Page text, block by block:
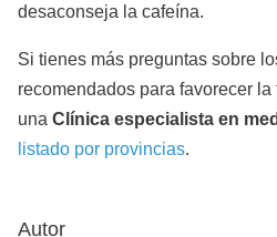
desaconseja la cafeína.
Si tienes más preguntas sobre
recomendados para favorecer
una Clínica especialista en
listado por provincias.
Autor